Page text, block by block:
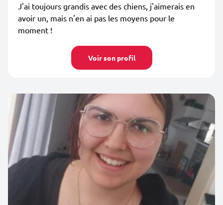
J'ai toujours grandis avec des chiens, j'aimerais en
avoir un, mais n'en ai pas les moyens pour le
moment !
Voir son profil